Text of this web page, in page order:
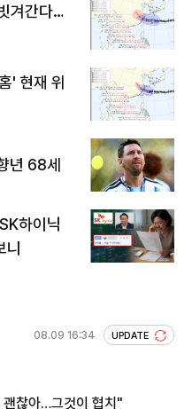
겨간다…
' 현재 위
년 68세
하이닉
니
08.09 16:34 UPDATE
찮아…그것이 협치"